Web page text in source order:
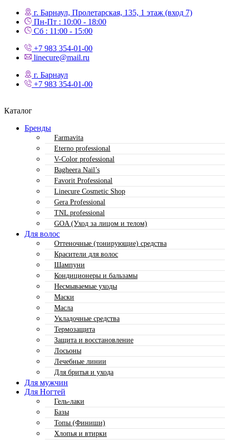
г. Барнаул, Пролетарская, 135,​ 1 этаж (вход 7)
Пн-Пт : 10:00 - 18:00
Сб : 11:00 - 15:00
+7 983 354-01-00
linecure@mail.ru
г. Барнаул
+7 983 354-01-00
Каталог
Бренды
Farmavita
Eterno professional
V-Color professional
Bagheera Nail’s
Favorit Professional
Linecure Cosmetic Shop
Gera Professional
TNL professional
GOA (Уход за лицом и телом)
Для волос
Оттеночные (тонирующие) средства
Красители для волос
Шампуни
Кондиционеры и бальзамы
Несмываемые уходы
Маски
Масла
Укладочные средства
Термозащита
Защита и восстановление
Лосьоны
Лечебные линии
Для бритья и ухода
Для мужчин
Для Ногтей
Гель-лаки
Базы
Топы (Финиши)
Хлопья и втирки